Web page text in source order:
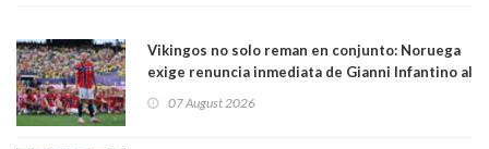
Vikingos no solo reman en conjunto: Noruega
exige renuncia inmediata de Gianni Infantino al
07 August 2026